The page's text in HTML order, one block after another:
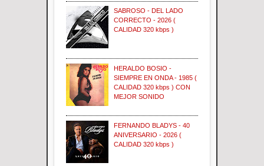
SABROSO - DEL LADO
CORRECTO - 2026 (
CALIDAD 320 kbps )
HERALDO BOSIO -
SIEMPRE EN ONDA - 1985 (
CALIDAD 320 kbps ) CON
MEJOR SONIDO
FERNANDO BLADYS - 40
ANIVERSARIO - 2026 (
CALIDAD 320 kbps )